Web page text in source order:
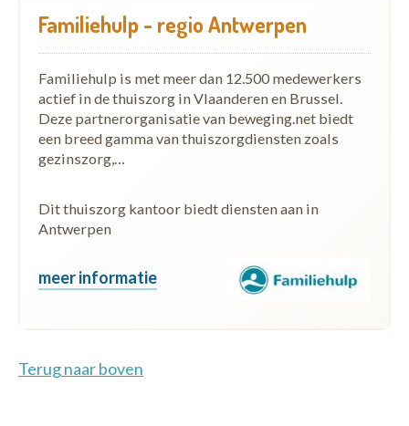
Familiehulp - regio Antwerpen
Familiehulp is met meer dan 12.500 medewerkers
actief in de thuiszorg in Vlaanderen en Brussel.
Deze partnerorganisatie van beweging.net biedt
een breed gamma van thuiszorgdiensten zoals
gezinszorg,…
Dit thuiszorg kantoor biedt diensten aan in
Antwerpen
meer informatie
Terug naar boven